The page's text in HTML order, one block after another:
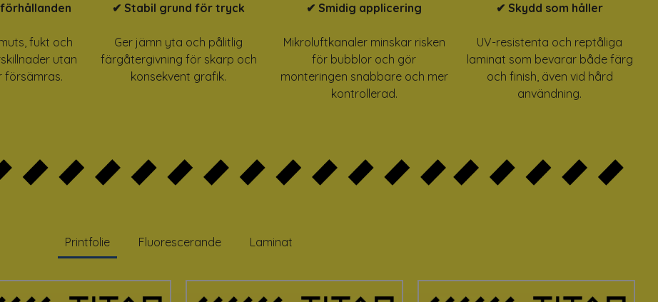
fukt och
utan
försämras.
✔ Stabil grund för tryck
Ger jämn yta och pålitlig
färgåtergivning för skarp och
konsekvent grafik.
✔ Smidig applicering
Mikroluftkanaler minskar risken
för bubblor och gör
monteringen snabbare och mer
kontrollerad.
✔ Skydd som håller
UV-resistenta och reptåliga
laminat som bevarar både färg
och finish, även vid hård
användning.
Printfolie Fluorescerande Laminat